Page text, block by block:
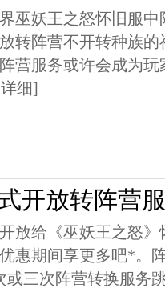
巫妖王之怒怀旧服
转阵营不开转种族
营服务或许会成为
细]
开放转阵营
放给《巫妖王之怒
惠期间享更多吧*。
或三次阵营转换服务